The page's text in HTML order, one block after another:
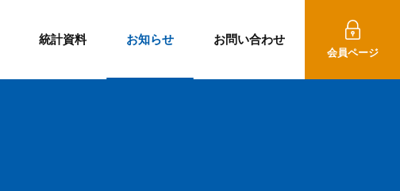
統計資料 お知らせ お問い合わせ
会員ページ